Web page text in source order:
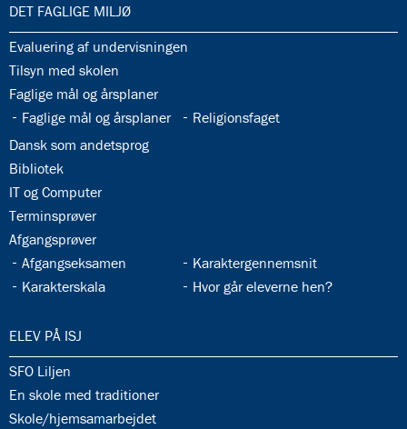
33.0:
DET FAGLIGE MILJØ
33.1:
Evaluering af undervisningen
33.2:
Tilsyn med skolen
33.3:
Faglige mål og årsplaner
33.4:
Faglige mål og årsplaner 33.5:
Religionsfaget
33.6:
Dansk som andetsprog
33.7:
Bibliotek
33.8:
IT og Computer
33.9:
Terminsprøver
33.10:
Afgangsprøver
33.11:
Afgangseksamen 33.12:
Karaktergennemsnit
33.13:
Karakterskala 33.14:
Hvor går eleverne hen?
34.0:
ELEV PÅ ISJ
34.1:
SFO Liljen
34.2:
En skole med traditioner
34.3:
Skole/hjemsamarbejdet